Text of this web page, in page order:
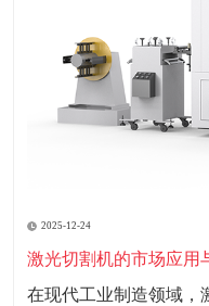
2025-12-24
激光切割机的市场应用
在现代工业制造领域，